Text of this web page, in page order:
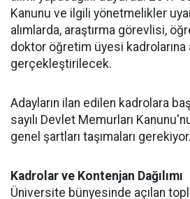
Kanunu ve ilgili yönetmelikler
alımlarda, araştırma görevlisi,
doktor öğretim üyesi kadrolarına
gerçekleştirilecek.
Adayların ilan edilen kadrolara
sayılı Devlet Memurları
genel şartları taşımaları gerekiyor.
Kadrolar ve Kontenjan Dağılımı
Üniversite bünyesinde açılan